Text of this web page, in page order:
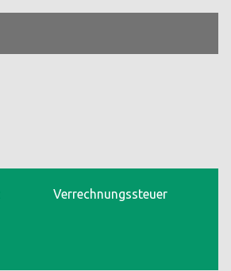
Verrechnungssteuer